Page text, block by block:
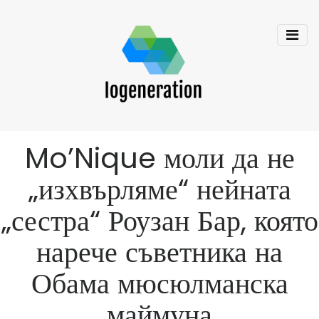
Mo’Nique моли да не
„изхвърляме“ нейната
„сестра“ Роузан Бар, която
нарече съветника на
Обама мюсюлманска